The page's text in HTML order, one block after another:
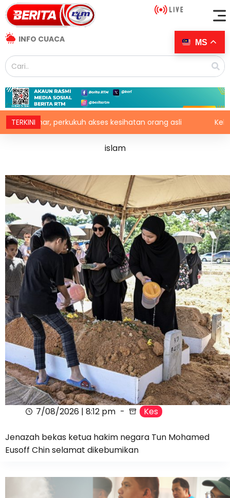
INFO CUACA
TERKINIkesihatan orang asli Kebakaran hutan di
islam
7/08/2026 | 8:12 pm Kes
Jenazah bekas ketua hakim negara Tun Mohamed
Eusoff Chin selamat dikebumikan
MS